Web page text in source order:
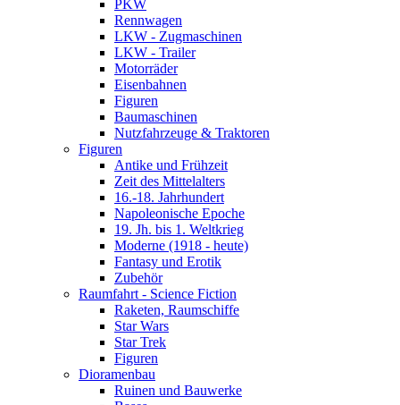
PKW
Rennwagen
LKW - Zugmaschinen
LKW - Trailer
Motorräder
Eisenbahnen
Figuren
Baumaschinen
Nutzfahrzeuge & Traktoren
Figuren
Antike und Frühzeit
Zeit des Mittelalters
16.-18. Jahrhundert
Napoleonische Epoche
19. Jh. bis 1. Weltkrieg
Moderne (1918 - heute)
Fantasy und Erotik
Zubehör
Raumfahrt - Science Fiction
Raketen, Raumschiffe
Star Wars
Star Trek
Figuren
Dioramenbau
Ruinen und Bauwerke